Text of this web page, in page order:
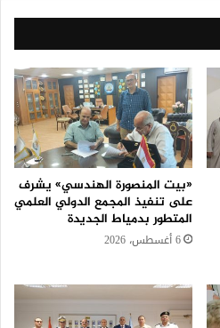
«بيت المنصورة الهندسي» يشرف
على تنفيذ المجمع الدولي العلمي
المتطور بدمياط الجديدة
6 أغسطس، 2026